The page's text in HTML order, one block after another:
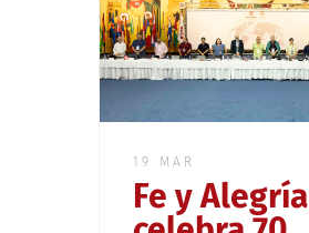
19 MAR
Fe y Alegría